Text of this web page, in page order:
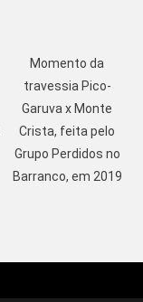
Momento da
travessia Pico-
Garuva x Monte
Crista, feita pelo
Grupo Perdidos no
Barranco, em 2019